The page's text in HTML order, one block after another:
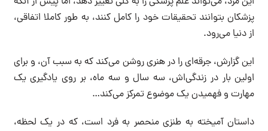
پزشکان بتوانند تحقیقات خود را کامل کنند، به طور کاملا اتفاقی،
از دنیا می‌رود.
این گزارش، جرقه‌ای را در هنری روشن می‌کند که به سبب آن، و برای
اولین بار در زندگی‌اش، سه سال و سه ماه، بر روی یادگیری یک
مهارت و فهمیدن یک موضوع تمرکز می‌کند…
داستان آمیخته به طنزی منحصر به فرد است، که در یک لحظه،